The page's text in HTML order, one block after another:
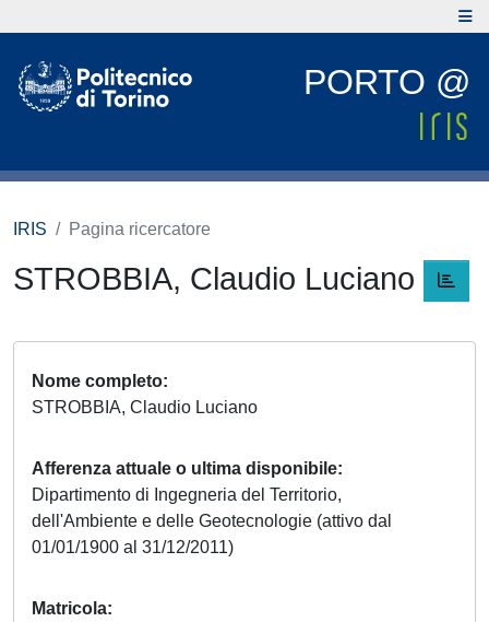
PORTO @
IRIS Pagina ricercatore
STROBBIA, Claudio Luciano
Nome completo
STROBBIA, Claudio Luciano
Afferenza attuale o ultima disponibile
Dipartimento di Ingegneria del Territorio,
dell'Ambiente e delle Geotecnologie (attivo dal
01/01/1900 al 31/12/2011)
Matricola